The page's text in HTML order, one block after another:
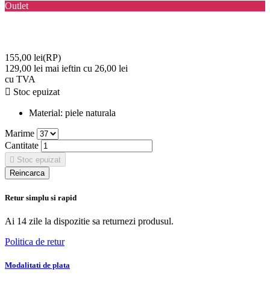
Outlet
155,00 lei(RP)
129,00 lei mai ieftin cu 26,00 lei
cu TVA
 Stoc epuizat
Material: piele naturala
Marime
Cantitate
 Stoc epuizat
Retur simplu si rapid
Ai 14 zile la dispozitie sa returnezi produsul.
Politica de retur
Modalitati de plata